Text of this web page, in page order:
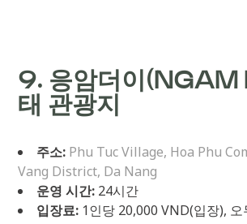
9. 응암더이(NGAM
태 관광지
주소: Phu Tuc Village, Hoa Phu
Vang District, Da Nang
운영 시간: 24시간
입장료: 1인당 20,000 VND(입장), 오